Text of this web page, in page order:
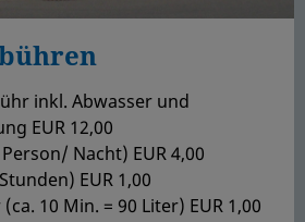
inkl. Abwasser und
EUR 12,00
Nacht) EUR 4,00
EUR 1,00
10 Min. = 90 Liter) EUR 1,00